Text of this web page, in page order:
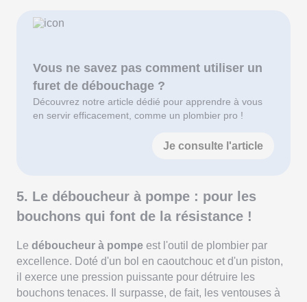
Vous ne savez pas comment utiliser un
furet de débouchage ?
Découvrez notre article dédié pour apprendre à vous
en servir efficacement, comme un plombier pro !
Je consulte l'article
5. Le déboucheur à pompe : pour les
bouchons qui font de la résistance !
Le déboucheur à pompe est l'outil de plombier par
excellence. Doté d'un bol en caoutchouc et d'un piston,
il exerce une pression puissante pour détruire les
bouchons tenaces. Il surpasse, de fait, les ventouses à